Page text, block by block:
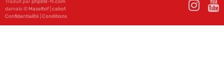
Traduit parphpBB-fr.com
damaïo © Mazeltof cabot
Confidentialité Conditions